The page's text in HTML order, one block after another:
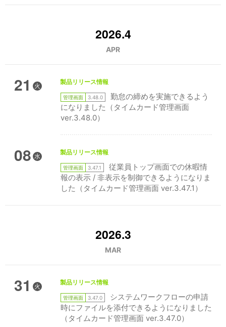
2026.4
APR
21 火
製品リリース情報
管理画面 3.48.0
勤怠の締めを実施できるよう
になりました（タイムカード管理画面
ver.3.48.0）
08 水
製品リリース情報
管理画面 3.47.1
従業員トップ画面での休暇情
報の表示 / 非表示を制御できるようになりま
した（タイムカード管理画面 ver.3.47.1）
2026.3
MAR
31 火
製品リリース情報
管理画面 3.47.0
システムワークフローの申請
時にファイルを添付できるようになりました
（タイムカード管理画面 ver.3.47.0）